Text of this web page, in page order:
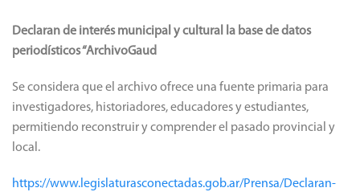
Declaran de interés municipal y cultural la base de datos
periodísticos “ArchivoGaud
Se considera que el archivo ofrece una fuente primaria para
investigadores, historiadores, educadores y estudiantes,
permitiendo reconstruir y comprender el pasado provincial y
local.
https://www.legislaturasconectadas.gob.ar/Prensa/Declaran-